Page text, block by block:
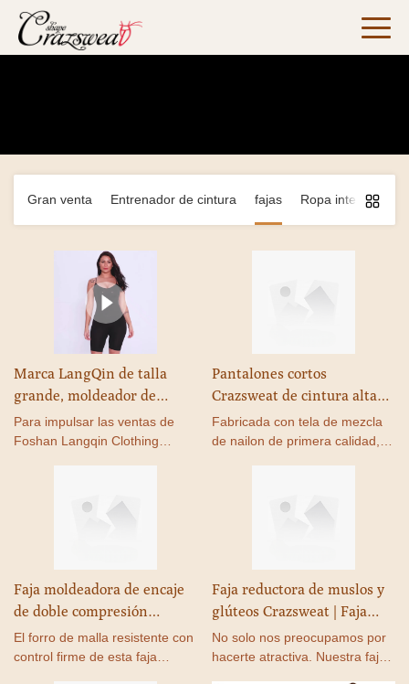
Gran venta Entrenador de cintura fajas Ropa interior
Marca LangQin de talla
grande, moldeador de
cuerpo completo para
mujer, levantador de
glúteos, Control de barriga
Para impulsar las ventas de
Foshan Langqin Clothing
global, llevamos a cabo
estrictamente estrategias de
redes sociales como Facebook,
para promocionar nuestros
productos y servicios. Nuestro
objetivo eterno es convertirnos
Pantalones cortos
Crazsweat de cintura alta
para muslos | Faja
moldeadora que realza los
glúteos y la cintura para
Fabricada con tela de mezcla
de nailon de primera calidad,
muy elástica y cómoda.
Faja moldeadora de encaje
de doble compresión
Crazsweat | Faja reductora
de muslos y busto abierto
El forro de malla resistente con
control firme de esta faja
Faja reductora de muslos y
glúteos Crazsweat | Faja
reductora de cintura para
mujer. Fabricante: M2009.
No solo nos preocupamos por
hacerte atractiva. Nuestra faja